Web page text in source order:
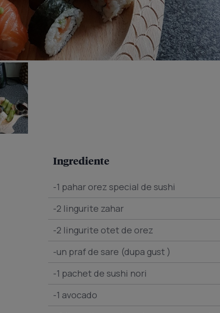
Ingrediente
-1 pahar orez special de sushi
-2 lingurite zahar
-2 lingurite otet de orez
-un praf de sare (dupa gust )
-1 pachet de sushi nori
-1 avocado